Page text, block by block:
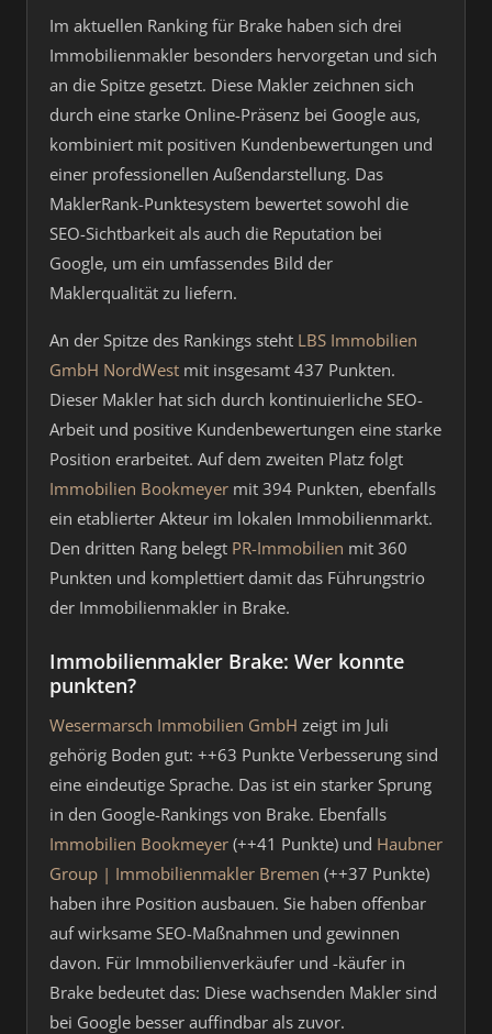
Im aktuellen Ranking für Brake haben sich drei
Immobilienmakler besonders hervorgetan und sich
an die Spitze gesetzt. Diese Makler zeichnen sich
durch eine starke Online-Präsenz bei Google aus,
kombiniert mit positiven Kundenbewertungen und
einer professionellen Außendarstellung. Das
MaklerRank-Punktesystem bewertet sowohl die
SEO-Sichtbarkeit als auch die Reputation bei
Google, um ein umfassendes Bild der
Maklerqualität zu liefern.
An der Spitze des Rankings steht LBS Immobilien
GmbH NordWest mit insgesamt 437 Punkten.
Dieser Makler hat sich durch kontinuierliche SEO-
Arbeit und positive Kundenbewertungen eine starke
Position erarbeitet. Auf dem zweiten Platz folgt
Immobilien Bookmeyer mit 394 Punkten, ebenfalls
ein etablierter Akteur im lokalen Immobilienmarkt.
Den dritten Rang belegt PR-Immobilien mit 360
Punkten und komplettiert damit das Führungstrio
der Immobilienmakler in Brake.
Immobilienmakler Brake: Wer konnte
punkten?
Wesermarsch Immobilien GmbH zeigt im Juli
gehörig Boden gut: ++63 Punkte Verbesserung sind
eine eindeutige Sprache. Das ist ein starker Sprung
in den Google-Rankings von Brake. Ebenfalls
Immobilien Bookmeyer (++41 Punkte) und Haubner
Group | Immobilienmakler Bremen (++37 Punkte)
haben ihre Position ausbauen. Sie haben offenbar
auf wirksame SEO-Maßnahmen und gewinnen
davon. Für Immobilienverkäufer und -käufer in
Brake bedeutet das: Diese wachsenden Makler sind
bei Google besser auffindbar als zuvor.